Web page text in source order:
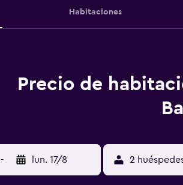
Habitaciones
Precio de
- lun. 17/8 2